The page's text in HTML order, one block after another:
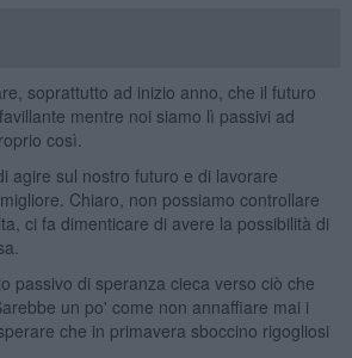
soprattutto ad inizio anno, che il futuro
mentre noi siamo lì passivi ad
così.
agire sul nostro futuro e di lavorare
Chiaro, non possiamo controllare
ci fa dimenticare di avere la possibilità di
passivo di speranza cieca verso ciò che
un po' come non annaffiare mai i
che in primavera sboccino rigogliosi